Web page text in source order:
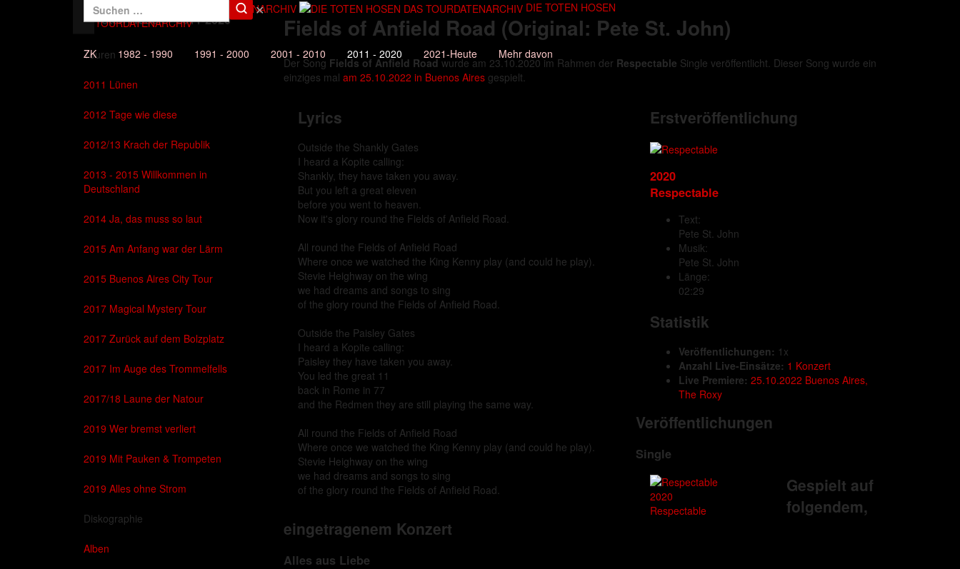
DIE TOTEN HOSEN
DAS TOURDATENARCHIV
✕
ZK 1982 - 1990 1991 - 2000 2001 - 2010 2011 - 2020 2021-Heute Mehr davon
Fields of Anfield Road (Original: Pete St. John)
Der Song Fields of Anfield Roadwurde am 23.10.2020 im Rahmen der Respectable Single veröffentlicht. Dieser Song wurde ein
einziges mal am 25.10.2022 in Buenos Aires gespielt.
Lyrics
Outside the Shankly Gates
I heard a Kopite calling:
Shankly, they have taken you away.
But you left a great eleven
before you went to heaven.
Now it's glory round the Fields of Anfield Road.
All round the Fields of Anfield Road
Where once we watched the King Kenny play (and could he play).
Stevie Heighway on the wing
we had dreams and songs to sing
of the glory round the Fields of Anfield Road.
Outside thе Paisley Gates
I heard a Kopitе calling:
Paisley they have taken you away.
You led the great 11
back in Rome in 77
and the Redmen they are still playing the same way.
All round the Fields of Anfield Road
Where once we watched the King Kenny play (and could he play).
Stevie Heighway on the wing
we had dreams and songs to sing
of the glory round the Fields of Anfield Road.
Erstveröffentlichung
2020
Respectable
Text:
Pete St. John
Musik:
Pete St. John
Länge:
02:29
Statistik
Veröffentlichungen: 1x
Anzahl Live-Einsätze: 1 Konzert
Live Premiere: 25.10.2022 Buenos Aires,
The Roxy
Veröffentlichungen
Single
2020
Respectable
Gespielt auf
folgendem,
eingetragenem Konzert
Alles aus Liebe
Die Toten Hosen - 2011-2020
Touren
2011 Lünen
2012 Tage wie diese
2012/13 Krach der Republik
2013 - 2015 Willkommen in
Deutschland
2014 Ja, das muss so laut
2015 Am Anfang war der Lärm
2015 Buenos Aires City Tour
2017 Magical Mystery Tour
2017 Zurück auf dem Bolzplatz
2017 Im Auge des Trommelfells
2017/18 Laune der Natour
2019 Wer bremst verliert
2019 Mit Pauken & Trompeten
2019 Alles ohne Strom
Diskographie
Alben